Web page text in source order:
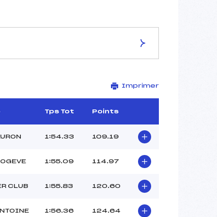
BELLE ETOILE
2090
1718/01/01
37
12H15
club ()
Imprimer
Tps Tot Points
1:54.33 109.19
1:55.09 114.97
CLUB 1:55.83 120.60
1:56.36 124.64